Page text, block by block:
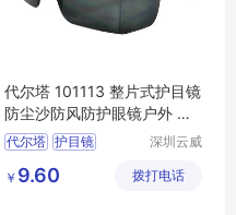
代尔塔 101113 整片式护目镜
防尘沙防风防护眼镜户外 黑
色 运动骑行
代尔塔 护目镜
101113
深圳云威
有限公司
￥ 9.60 拨打电话